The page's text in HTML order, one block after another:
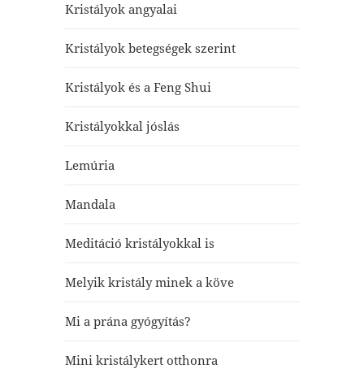
Kristályok angyalai
Kristályok betegségek szerint
Kristályok és a Feng Shui
Kristályokkal jóslás
Lemúria
Mandala
Meditáció kristályokkal is
Melyik kristály minek a köve
Mi a prána gyógyítás?
Mini kristálykert otthonra